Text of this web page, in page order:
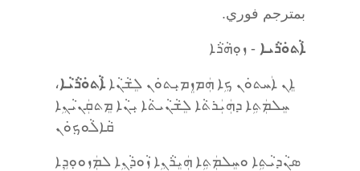
بمترجم فوري.
ܐܵܬܘܿܪܵܝܐ - ܙܘܼܗܵܪܵܐ
ܐܸܢ ܐܲܚܬܘܿܢ ܟܹܐ ܗܲܡܙܸܡܝܼܬܘܿܢ ܠܸܫܵܢܵܐܐܵܬܘܿܪܵܝܵܐ،
ܚܸܠܡܲܬܹܐ ܕܗܲܝܲܪܬܵܐ ܠܸܫܵܢܵܝܬܵܐ ܝܼܢܵܐ ܡܸܬܩܲܢܝܵܢܹܐ
ܩܵܐܠܵܘܟ݂ܘܿܢ
ܣܢܵܕܝܵܬܹܐ ܘܚܸܠܡܲܬܹܐ ܗܲܝܸܪܵܢܹܐ ܙܵܘܕܵܢܹܐ ܠܡܲܙܘܘܼܕܹܐ